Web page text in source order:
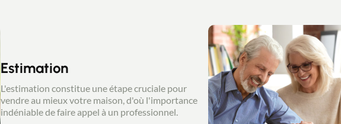
Estimation
L'estimation constitue une étape cruciale pour
vendre au mieux votre maison, d'où l'importance
indéniable de faire appel à un professionnel.